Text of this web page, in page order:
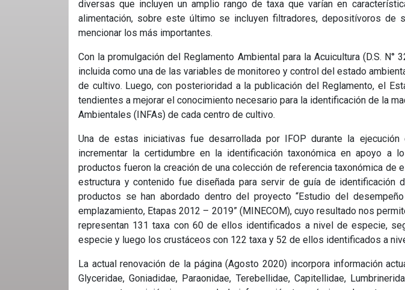
diversas que incluyen un amplio rango de taxa que varían en
alimentación, sobre este último se incluyen filtradores, depositívoros de
mencionar los más importantes.
Con la promulgación del Reglamento Ambiental para la Acuicultura (D.S.
incluida como una de las variables de monitoreo y control del estado
de cultivo. Luego, con posterioridad a la publicación del Reglamento, el
tendientes a mejorar el conocimiento necesario para la identificación de la
Ambientales (INFAs) de cada centro de cultivo.
Una de estas iniciativas fue desarrollada por IFOP durante la
incrementar la certidumbre en la identificación taxonómica en apoyo a
productos fueron la creación de una colección de referencia taxonómica
estructura y contenido fue diseñada para servir de guía de identificación
productos se han abordado dentro del proyecto “Estudio del
emplazamiento, Etapas 2012 – 2019” (MINECOM), cuyo resultado nos
representan 131 taxa con 60 de ellos identificados a nivel de especie,
especie y luego los crustáceos con 122 taxa y 52 de ellos identificados a
La actual renovación de la página (Agosto 2020) incorpora información
Glyceridae, Goniadidae, Paraonidae, Terebellidae, Capitellidae,